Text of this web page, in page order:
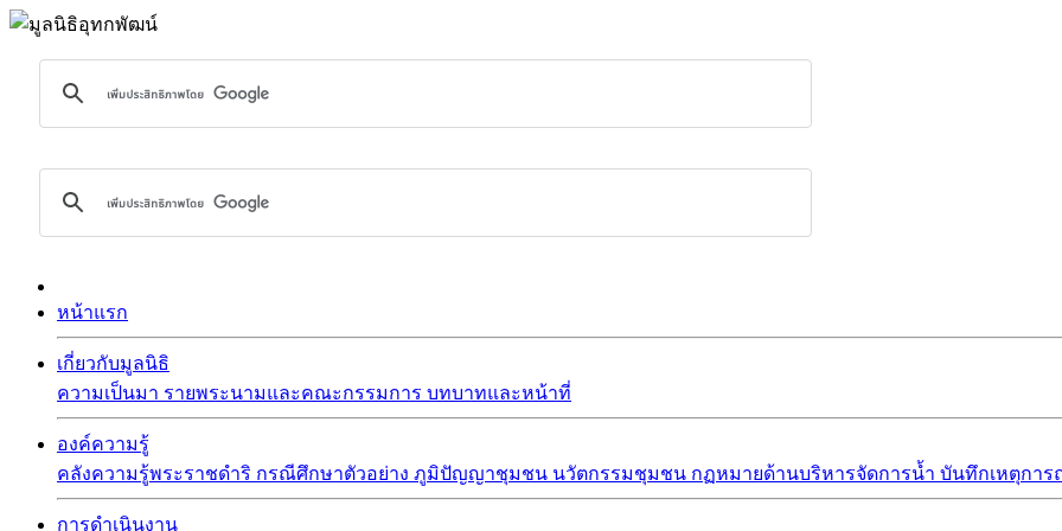
หน้าแรก
เกี่ยวกับมูลนิธิ
ความเป็นมา รายพระนามและคณะกรรมการ บทบาทและหน้าที่
องค์ความรู้
คลังความรู้พระราชดำริ กรณีศึกษาตัวอย่าง ภูมิปัญญาชุมชน นวัตกรรมชุมชน กฏหมายด้านบริหารจัดการน้ำ บันทึกเหตุกา
การดำเนินงาน